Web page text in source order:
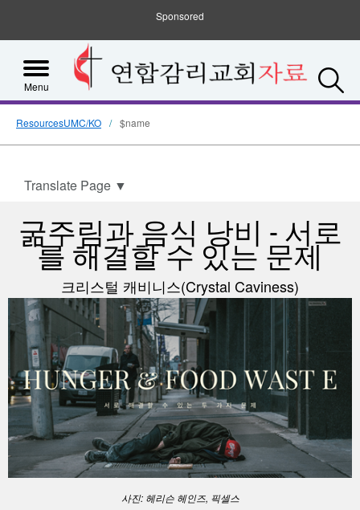
Sponsored
Menu
ResourcesUMC/KO $name
Translate Page ▼
굶주림과 음식 낭비 - 서로
를 해결할 수 있는 문제
크리스털 캐비니스(Crystal Caviness)
사진: 헤리슨 헤인즈, 픽셀스